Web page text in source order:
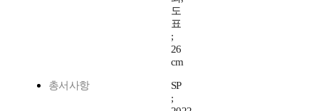
도
표
;
26
cm
총서사항
SP
;